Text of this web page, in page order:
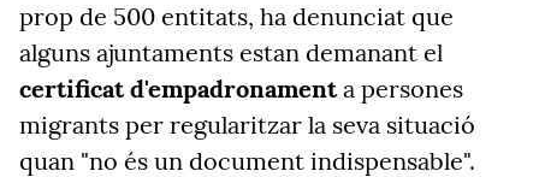
prop de 500 entitats, ha denunciat que
alguns ajuntaments estan demanant el
certificat d'empadronamenta persones
migrants per regularitzar la seva situació
quan "no és un document indispensable".